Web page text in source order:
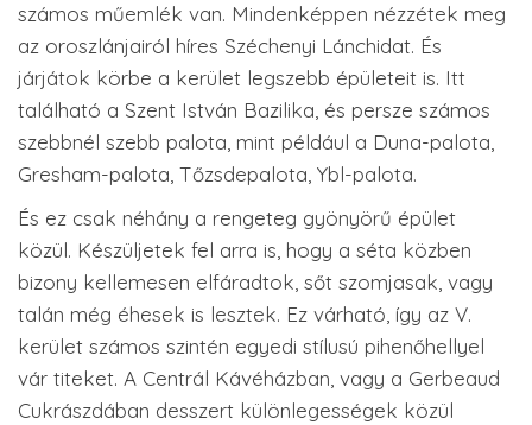
számos műemlék van. Mindenképpen nézzétek meg
az oroszlánjairól híres Széchenyi Lánchidat. És
járjátok körbe a kerület legszebb épületeit is. Itt
található a Szent István Bazilika, és persze számos
szebbnél szebb palota, mint például a Duna-palota,
Gresham-palota, Tőzsdepalota, Ybl-palota.
És ez csak néhány a rengeteg gyönyörű épület
közül. Készüljetek fel arra is, hogy a séta közben
bizony kellemesen elfáradtok, sőt szomjasak, vagy
talán még éhesek is lesztek. Ez várható, így az V.
kerület számos szintén egyedi stílusú pihenőhellyel
vár titeket. A Centrál Kávéházban, vagy a Gerbeaud
Cukrászdában desszert különlegességek közül